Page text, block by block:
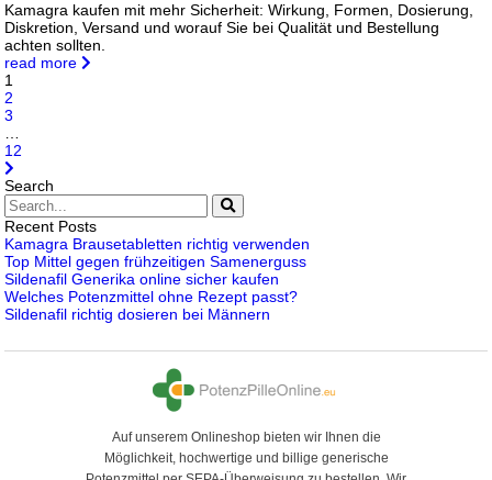
Kamagra kaufen mit mehr Sicherheit: Wirkung, Formen, Dosierung,
Diskretion, Versand und worauf Sie bei Qualität und Bestellung
achten sollten.
read more
1
2
3
…
12
Search
Recent Posts
Kamagra Brausetabletten richtig verwenden
Top Mittel gegen frühzeitigen Samenerguss
Sildenafil Generika online sicher kaufen
Welches Potenzmittel ohne Rezept passt?
Sildenafil richtig dosieren bei Männern
Auf unserem Onlineshop bieten wir Ihnen die
Möglichkeit, hochwertige und billige generische